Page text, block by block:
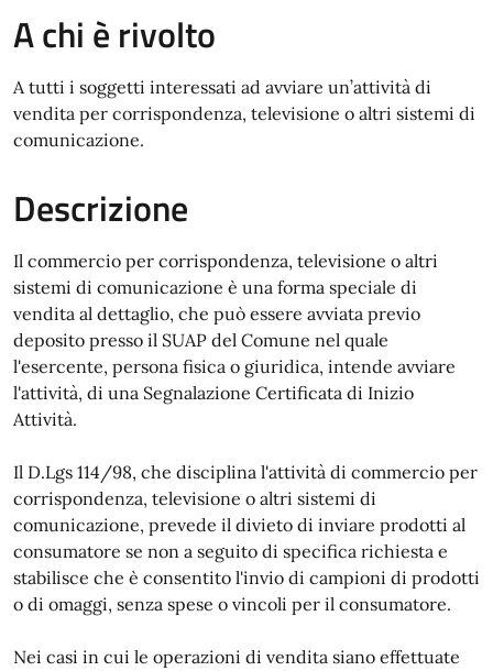
A chi è rivolto
A tutti i soggetti interessati ad avviare un’attività di
vendita per corrispondenza, televisione o altri sistemi di
comunicazione.
Descrizione
Il commercio per corrispondenza, televisione o altri
sistemi di comunicazione è una forma speciale di
vendita al dettaglio, che può essere avviata previo
deposito presso il SUAP del Comune nel quale
l'esercente, persona fisica o giuridica, intende avviare
l'attività, di una Segnalazione Certificata di Inizio
Attività.
Il D.Lgs 114/98, che disciplina l'attività di commercio per
corrispondenza, televisione o altri sistemi di
comunicazione, prevede il divieto di inviare prodotti al
consumatore se non a seguito di specifica richiesta e
stabilisce che è consentito l'invio di campioni di prodotti
o di omaggi, senza spese o vincoli per il consumatore.
Nei casi in cui le operazioni di vendita siano effettuate